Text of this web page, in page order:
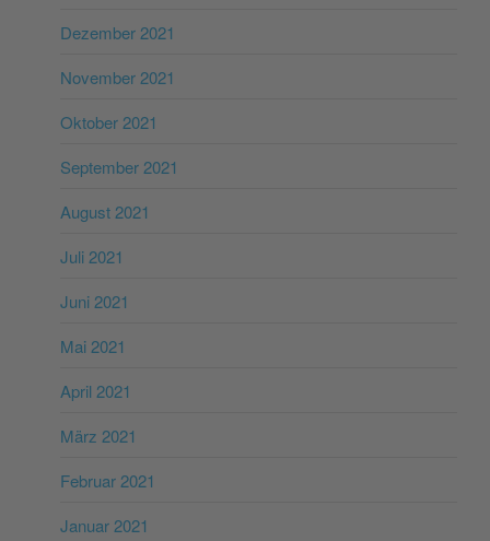
Dezember 2021
November 2021
Oktober 2021
September 2021
August 2021
Juli 2021
Juni 2021
Mai 2021
April 2021
März 2021
Februar 2021
Januar 2021